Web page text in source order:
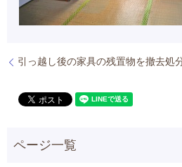
引っ越し後の家具の残置物を撤去